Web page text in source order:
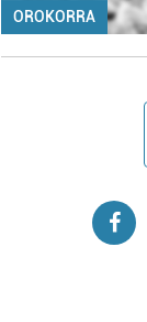
OROKORRA